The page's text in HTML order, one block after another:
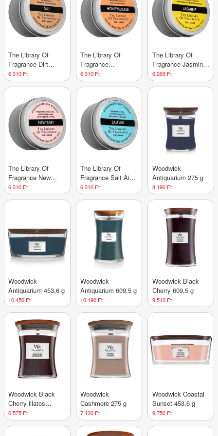
The Library Of
Fragrance Dirt
illatos gyertya 142 g
6 310 Ft
The Library Of
Fragrance
Honeysuckle illatos
gyertya 142 g
6 310 Ft
The Library Of
Fragrance Jasmine
illatos gyertya 142 g
6 265 Ft
The Library Of
Fragrance New
Baby illatos gyertya
142 g
6 310 Ft
The Library Of
Fragrance Salt Air
illatos gyertya 142 g
6 310 Ft
Woodwick
Antiquarium 275 g
8 190 Ft
Woodwick
Antiquarium 453,6 g
10 450 Ft
Woodwick
Antiquarium 609,5 g
10 190 Ft
Woodwick Black
Cherry 609,5 g
9 510 Ft
Woodwick Black
Cherry illatos
gyertya 275 g
6 575 Ft
Woodwick
Cashmere 275 g
7 130 Ft
Woodwick Coastal
Sunset 453,6 g
9 750 Ft